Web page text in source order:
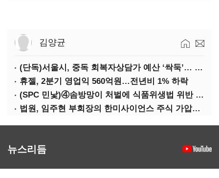
김양균
(단독)서울시, 중독 회복자상담가 예산 ‘싹둑’… 자치구 이관 후 ‘사업 축소’ 위기
휴젤, 2분기 영업익 560억원…전년비 1% 하락
(SPC 민낯)④솜방망이 처벌에 식품위생법 위반 반복
법원, 임주현 부회장의 한미사이언스 주식 가압류 결정
뉴스리듬